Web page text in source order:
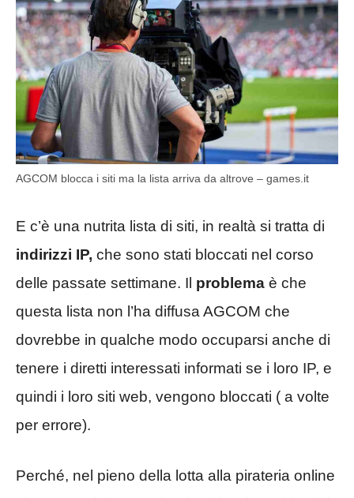
AGCOM blocca i siti ma la lista arriva da altrove – games.it
E c’è una nutrita lista di siti, in realtà si tratta di
indirizzi IP, che sono stati bloccati nel corso
delle passate settimane. Il problema è che
questa lista non l’ha diffusa AGCOM che
dovrebbe in qualche modo occuparsi anche di
tenere i diretti interessati informati se i loro IP, e
quindi i loro siti web, vengono bloccati ( a volte
per errore).
Perché, nel pieno della lotta alla pirateria online